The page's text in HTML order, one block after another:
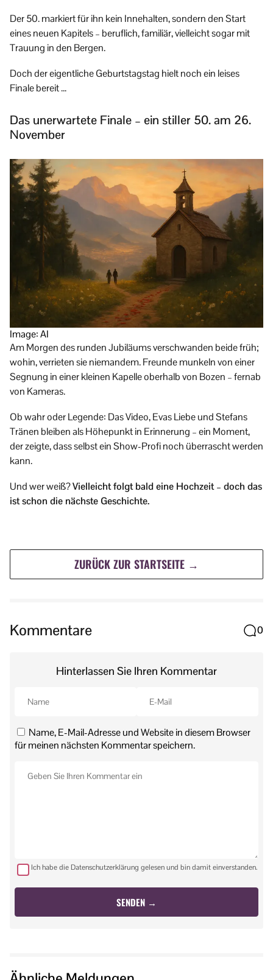
Der 50. markiert für ihn kein Innehalten, sondern den Start
eines neuen Kapitels – beruflich, familiär, vielleicht sogar mit
Trauung in den Bergen.
Doch der eigentliche Geburtstagstag hielt noch ein leises
Finale bereit …
Das unerwartete Finale – ein stiller 50. am 26.
November
Image: AI
Am Morgen des runden Jubiläums verschwanden beide früh;
wohin, verrieten sie niemandem. Freunde munkeln von einer
Segnung in einer kleinen Kapelle oberhalb von Bozen – fernab
von Kameras.
Ob wahr oder Legende: Das Video, Evas Liebe und Stefans
Tränen bleiben als Höhepunkt in Erinnerung – ein Moment,
der zeigte, dass selbst ein Show-Profi noch überrascht werden
kann.
Und wer weiß?Vielleicht folgt bald eine Hochzeit – doch das
ist schon die nächste Geschichte.
ZURÜCK ZUR STARTSEITE →
Kommentare 0
Hinterlassen Sie Ihren Kommentar
Name, E-Mail-Adresse und Website in diesem Browser
für meinen nächsten Kommentar speichern.
Ich habe die Datenschutzerklärung gelesen und bin damit einverstanden.